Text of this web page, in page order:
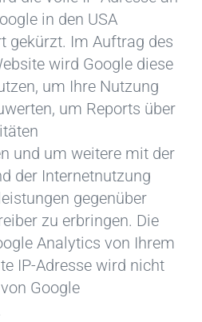
in den USA
gekürzt. Im Auftrag des
wird Google diese
um Ihre Nutzung
um Reports über
und um weitere mit der
der Internetnutzung
gegenüber
zu erbringen. Die
Analytics von Ihrem
IP-Adresse wird nicht
Google